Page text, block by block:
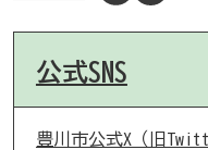
公式SNS
豊川市公式X（旧